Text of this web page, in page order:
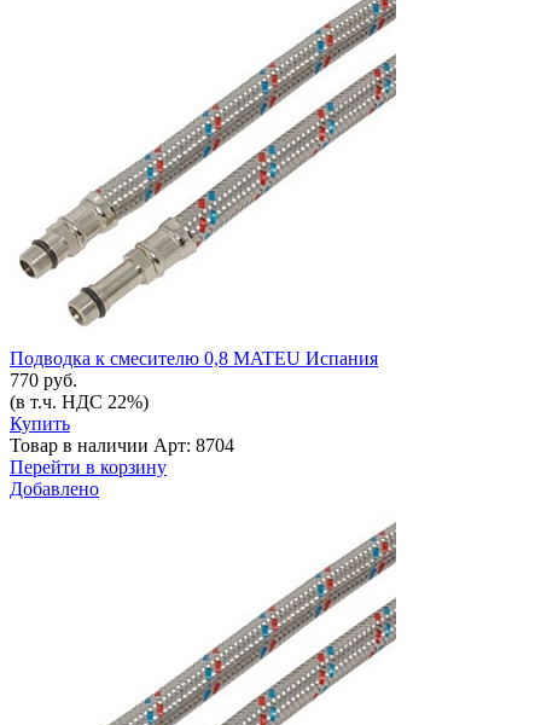
Подводка к смесителю 0,8 MATEU Испания
770 руб.
(в т.ч. НДС 22%)
Купить
Товар в наличии Арт: 8704
Перейти в корзину
Добавлено